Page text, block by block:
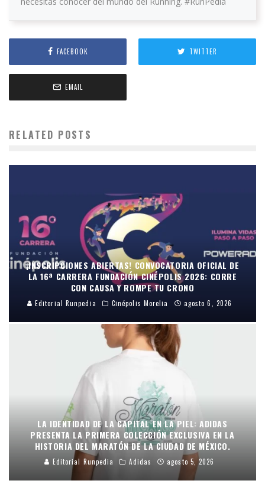
FACEBOOK TWITTER
EMAIL
RELATED POSTS
¡INSCRIPCIONES ABIERTAS! CONVOCATORIA OFICIAL DE
LA 16ª CARRERA FUNDACIÓN CINÉPOLIS 2026: CORRE
CON CAUSA Y ROMPE TU CRONO
Editorial Runpedia Cinépolis Morelia agosto 6, 2026
LA IDENTIDAD DE LA CAPITAL EN LA PIEL: ADIDAS
PRESENTA LA PRIMERA COLECCIÓN EXCLUSIVA EN LA
HISTORIA DEL MARATÓN DE LA CIUDAD DE MÉXICO.
Editorial Runpedia Adidas agosto 5, 2026